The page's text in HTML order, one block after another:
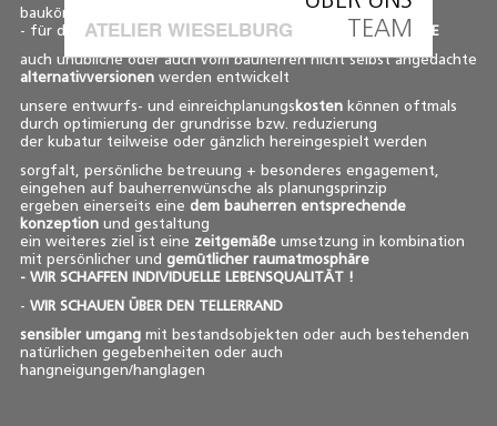
ATELIER WIESELBURG
TEAM
baukörperdarstellungen, funktionsabläufe … erstellt
- für die
GEMEINSAME ENTWICKLUNG DER LÖSUNGSANSÄTZE
auch unübliche oder auch vom bauherren nicht selbst angedachte
alternativversionenwerden entwickelt
unsere entwurfs- und einreichplanungs kostenkönnen oftmals
durch optimierung der grundrisse bzw. reduzierung
der kubatur teilweise oder gänzlich hereingespielt werden
sorgfalt, persönliche betreuung + besonderes engagement,
eingehen auf bauherrenwünsche als planungsprinzip
ergeben einerseits eine dem bauherren entsprechende
konzeptionund gestaltung
ein weiteres ziel ist eine zeitgemäßeumsetzung in kombination
mit persönlicher und gemütlicher raumatmosphäre
- WIR SCHAFFEN INDIVIDUELLE LEBENSQUALITÄT !
- WIR SCHAUEN ÜBER DEN TELLERRAND
sensibler umgangmit bestandsobjekten oder auch bestehenden
natürlichen gegebenheiten oder auch
hangneigungen/hanglagen